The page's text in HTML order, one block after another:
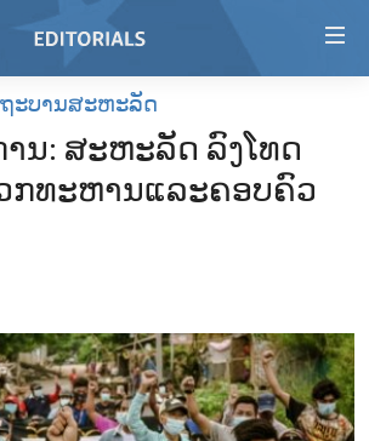
ະບານສະຫະລັດ
ນ: ສະຫະລັດ ລົງໂທດ
ກທະຫານແລະຄອບຄົວ